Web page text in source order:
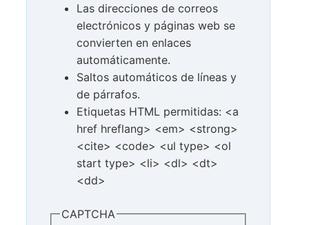
Las direcciones de correos
electrónicos y páginas web se
convierten en enlaces
automáticamente.
Saltos automáticos de líneas y
de párrafos.
Etiquetas HTML permitidas: <a
href hreflang> <em> <strong>
<cite> <code> <ul type> <ol
start type> <li> <dl> <dt>
<dd>
CAPTCHA